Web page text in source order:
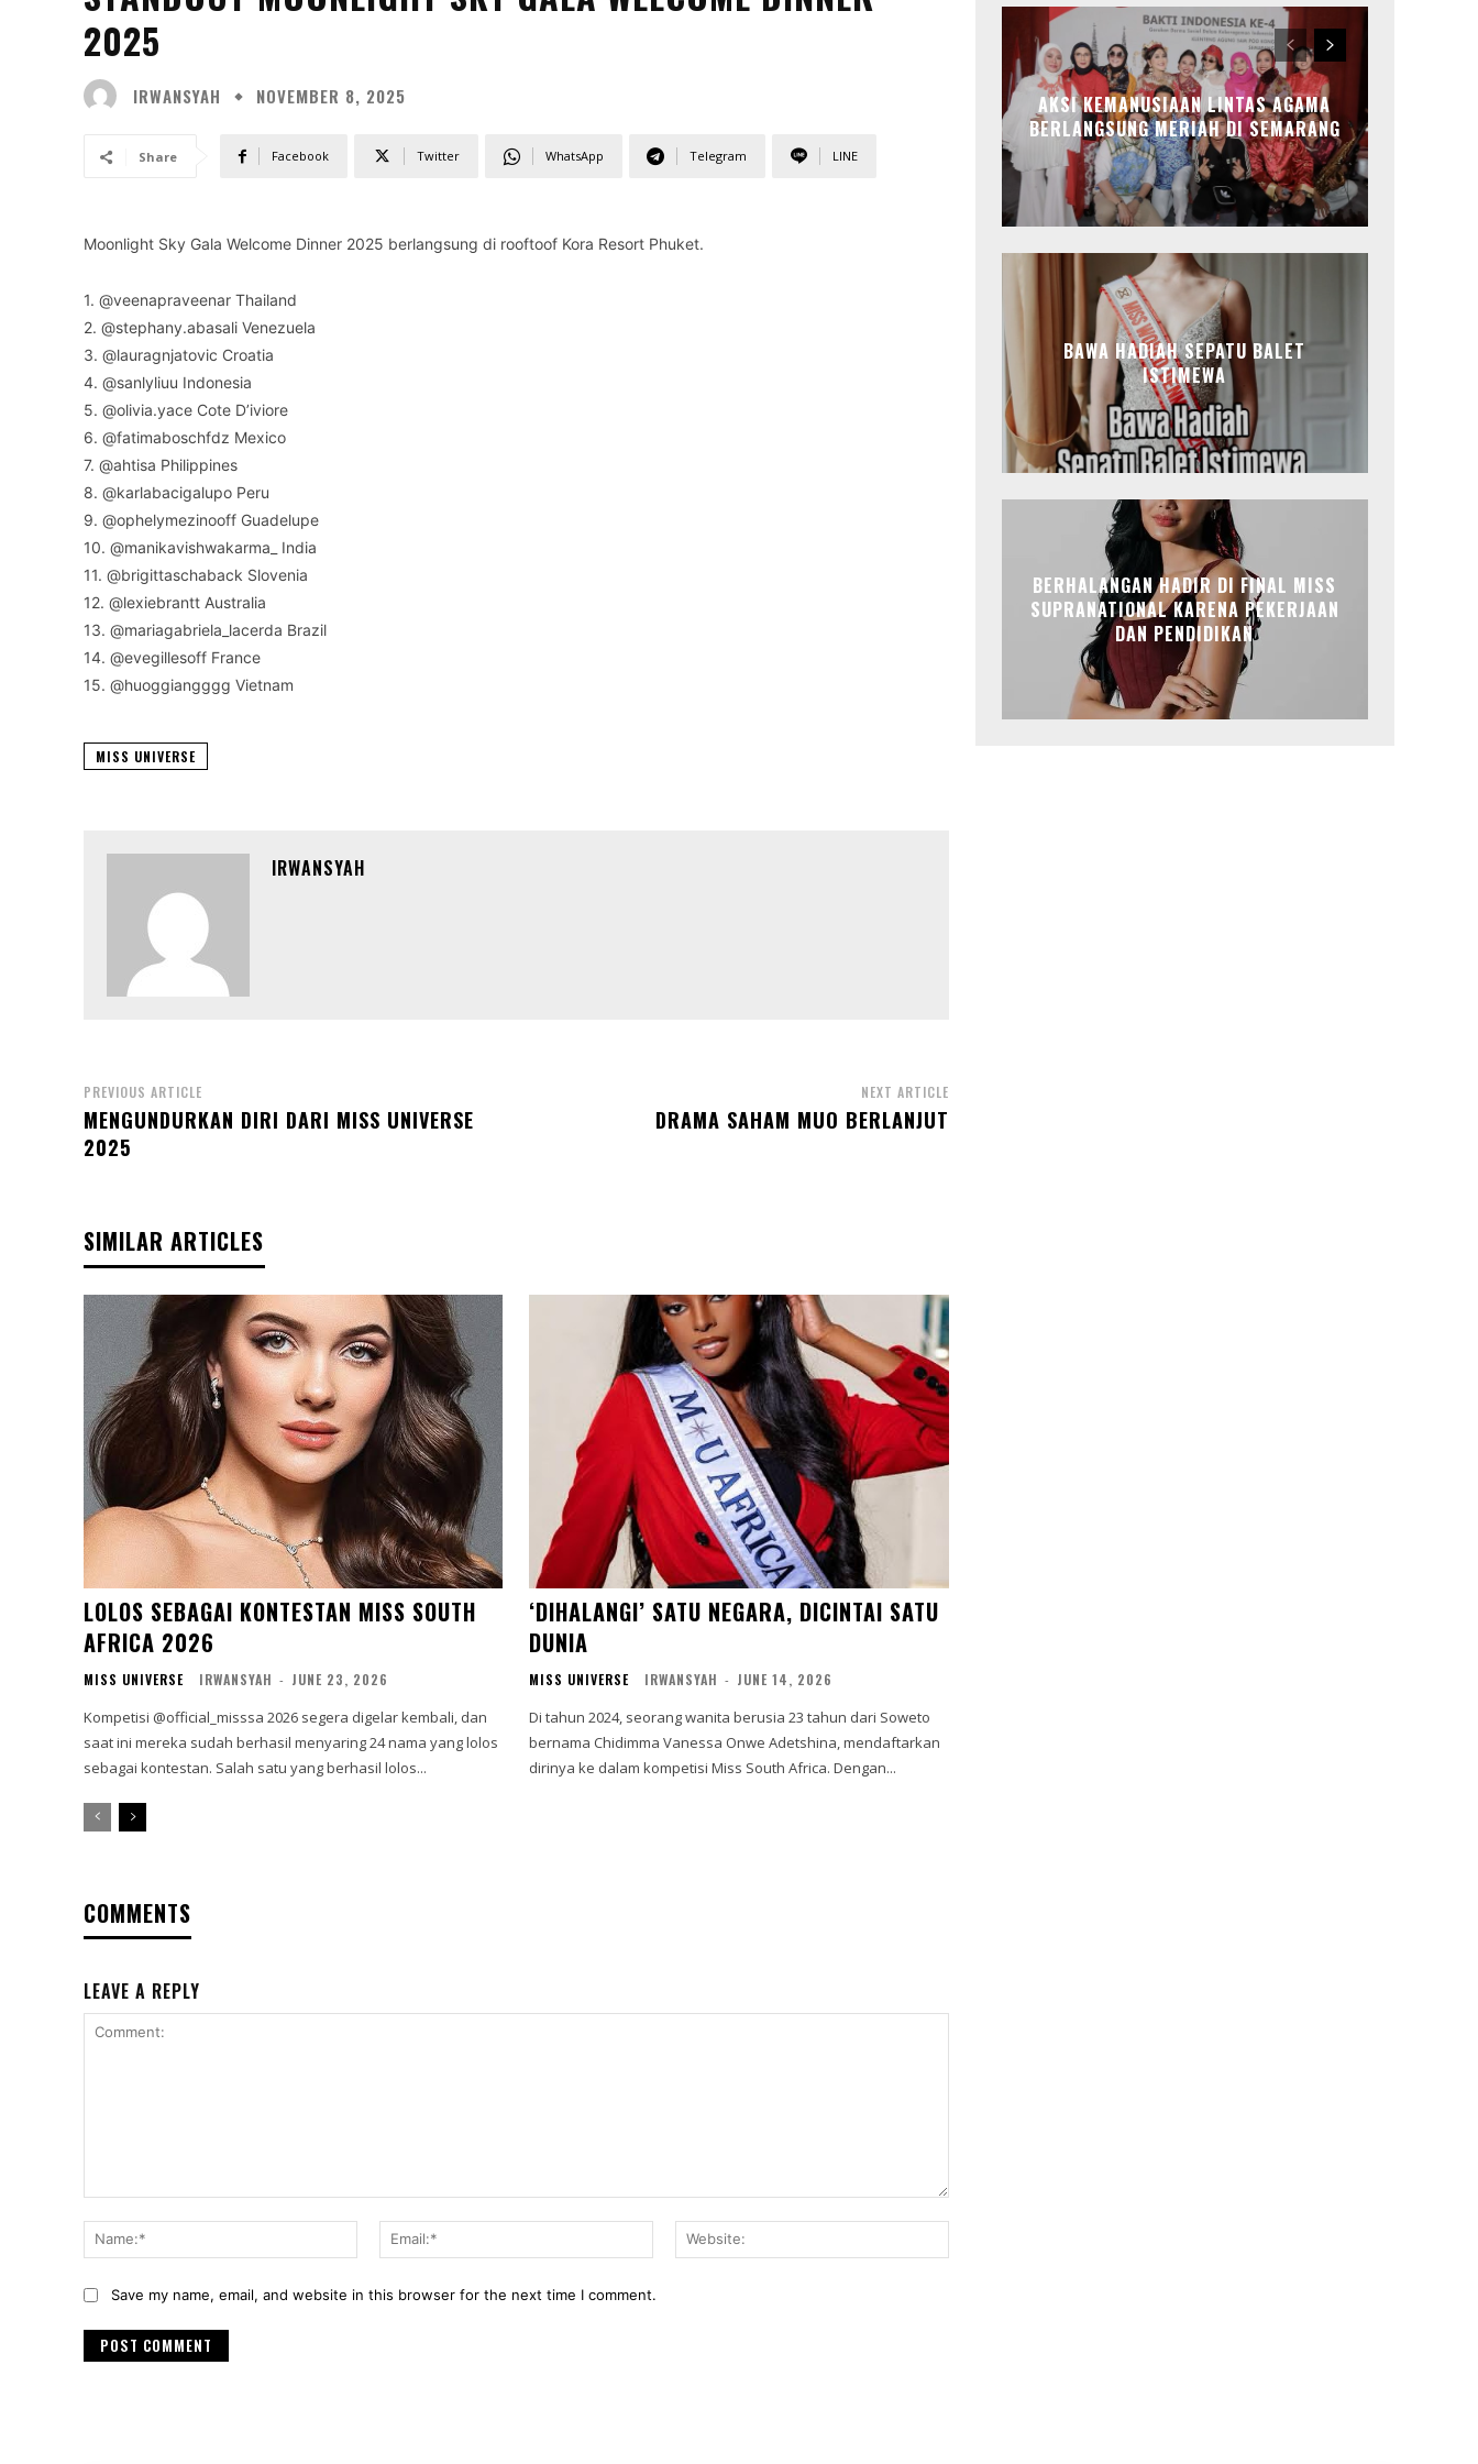
2025
IRWANSYAH NOVEMBER 8, 2025
Share Facebook Twitter WhatsApp Telegram LINE
Moonlight Sky Gala Welcome Dinner 2025 berlangsung di rooftoof Kora Resort Phuket.
1. @veenapraveenar Thailand
2. @stephany.abasali Venezuela
3. @lauragnjatovic Croatia
4. @sanlyliuu Indonesia
5. @olivia.yace Cote D’iviore
6. @fatimaboschfdz Mexico
7. @ahtisa Philippines
8. @karlabacigalupo Peru
9. @ophelymezinooff Guadelupe
10. @manikavishwakarma_ India
11. @brigittaschaback Slovenia
12. @lexiebrantt Australia
13. @mariagabriela_lacerda Brazil
14. @evegillesoff France
15. @huoggiangggg Vietnam
MISS UNIVERSE
IRWANSYAH
PREVIOUS ARTICLE
MENGUNDURKAN DIRI DARI MISS UNIVERSE
2025
NEXT ARTICLE
DRAMA SAHAM MUO BERLANJUT
SIMILAR ARTICLES
LOLOS SEBAGAI KONTESTAN MISS SOUTH
AFRICA 2026
MISS UNIVERSE IRWANSYAH - JUNE 23, 2026
Kompetisi @official_misssa 2026 segera digelar kembali, dan
saat ini mereka sudah berhasil menyaring 24 nama yang lolos
sebagai kontestan. Salah satu yang berhasil lolos...
‘DIHALANGI’ SATU NEGARA, DICINTAI SATU
DUNIA
MISS UNIVERSE IRWANSYAH - JUNE 14, 2026
Di tahun 2024, seorang wanita berusia 23 tahun dari Soweto
bernama Chidimma Vanessa Onwe Adetshina, mendaftarkan
dirinya ke dalam kompetisi Miss South Africa. Dengan...
COMMENTS
LEAVE A REPLY
Name:*
Email:*
Save my name, email, and website in this browser for the next time I comment.
AKSI KEMANUSIAAN LINTAS AGAMA
BERLANGSUNG MERIAH DI SEMARANG
BAWA HADIAH SEPATU BALET
ISTIMEWA
BERHALANGAN HADIR DI FINAL MISS
SUPRANATIONAL KARENA PEKERJAAN
DAN PENDIDIKAN